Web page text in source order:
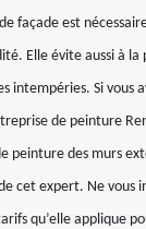
façade est
Elle évite aussi à la
intempéries. Si vous
de peinture
peinture des murs
cet expert. Ne vous
qu’elle applique